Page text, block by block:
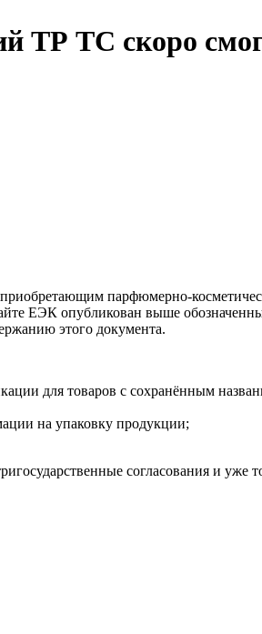
ТР ТС скоро
приобретающим парфюмерно-
ЕЭК опубликован выше
этого документа.
для товаров с сохранённым
на упаковку продукции;
согласования и уже